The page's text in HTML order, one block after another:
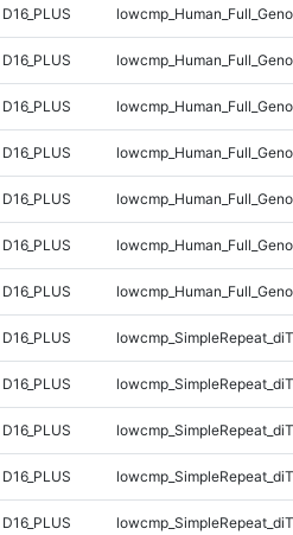
D16_PLUS
D16_PLUS
D16_PLUS
D16_PLUS
D16_PLUS
D16_PLUS
D16_PLUS
D16_PLUS
D16_PLUS
D16_PLUS
D16_PLUS
D16_PLUS